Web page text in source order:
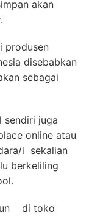
akan
produsen
disebabkan
sebagai
sendiri juga
online atau
i sekalian
berkeliling
di toko